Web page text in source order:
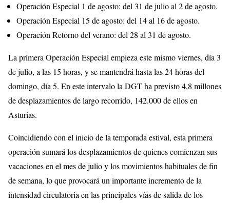
Operación Especial 1 de agosto: del 31 de julio al 2 de agosto.
Operación Especial 15 de agosto: del 14 al 16 de agosto.
Operación Retorno del verano: del 28 al 31 de agosto.
La primera Operación Especial empieza este mismo viernes, día 3
de julio, a las 15 horas, y se mantendrá hasta las 24 horas del
domingo, día 5. En este intervalo la DGT ha previsto 4,8 millones
de desplazamientos de largo recorrido, 142.000 de ellos en
Asturias.
Coincidiendo con el inicio de la temporada estival, esta primera
operación sumará los desplazamientos de quienes comienzan sus
vacaciones en el mes de julio y los movimientos habituales de fin
de semana, lo que provocará un importante incremento de la
intensidad circulatoria en las principales vías de salida de los